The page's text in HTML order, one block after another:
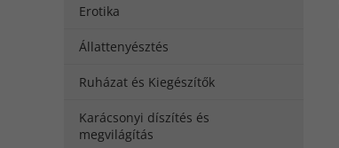
Erotika
Állattenyésztés
Ruházat és Kiegészítők
Karácsonyi díszítés és
megvilágítás